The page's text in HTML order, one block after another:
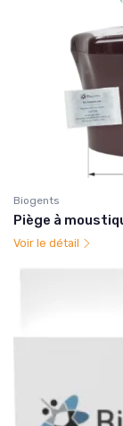
Biogents
Piège à
Voir le détail